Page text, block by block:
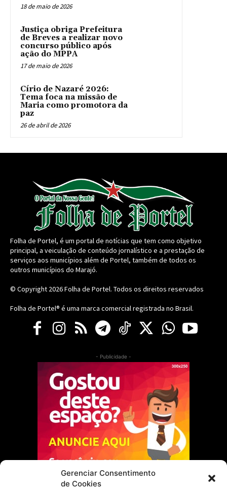
Gerenciar Consentimento
de Cookies
18 de maio de 2026
Justiça obriga Prefeitura
de Breves a realizar novo
concurso público após
ação do MPPA
17 de maio de 2026
Círio de Nazaré 2026:
Tema foca na missão de
Maria como promotora da
paz
26 de abril de 2026
Folha de Portel, é um portal de notícias que tem como objetivo
principal, a veiculação de conteúdo jornalístico e a prestação de
serviços aos municípios além de Portel, também de todos os
outros municípios do Marajó.
© Copyright 2026Folha de Portel. Todos os direitos reservados
Folha de Portel® é uma marca comercial registrada no Brasil.
- Publicidade -